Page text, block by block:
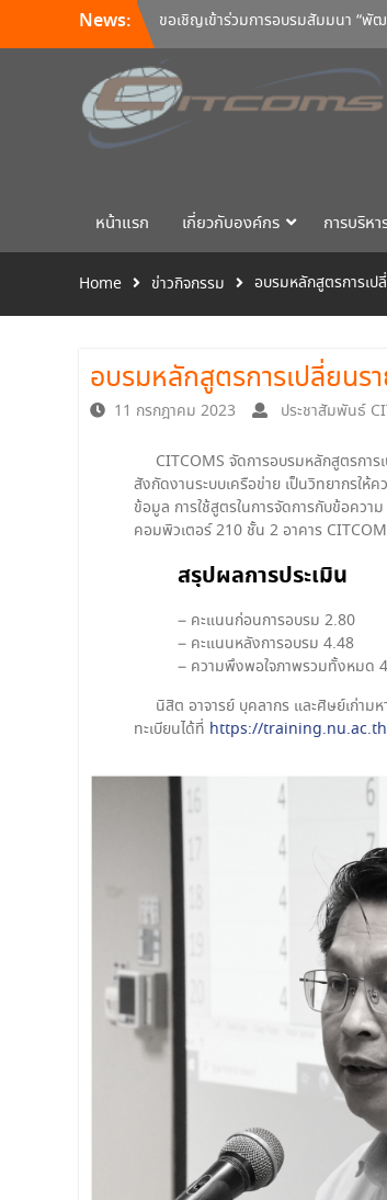
News:
ขอเชิญเข้าร่วมการอบรมสัมมนา “พั
การเรียนการสอนด้วยเทคโนโลยีดิจิทั
สิงหาคม นี้!
ประชุมพิจารณารายละเอียดคุณลักษณ
กำหนดราคากลางครุภัณฑ์คอมพิวเต
5/2569
หน้าแรก เกี่ยวกับองค์กร การบริหา
Home ข่าวกิจกรรม อบรมหลักสูตรการเป
อบรมหลักสูตรการเปลี่ยนร
11 กรกฎาคม 2023 ประชาสัมพันธ์
CITCOMS จัดการอบรมหลักสูตรการ
สังกัดงานระบบเครือข่าย เป็นวิทยากรให้
ข้อมูล การใช้สูตรในการจัดการกับข้อคว
คอมพิวเตอร์ 210 ชั้น 2 อาคาร
สรุปผลการประเมิน
– คะแนนก่อนการอบรม 2.80
– คะแนนหลังการอบรม 4.48
– ความพึงพอใจภาพรวมทั้งหมด
นิสิต อาจารย์ บุคลากร และศิษย์เก่ามห
ทะเบียนได้ที่ https://training.nu.ac.th